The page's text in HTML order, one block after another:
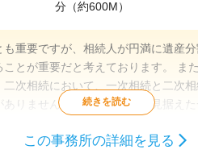
分（約600M）
重要ですが、相続人が円満に遺産
とが重要だと考えております。 ま
次相続において、一次相続と二次
りませんので、二次相続を見据えた
前贈与 相続財産調査 相続
この事務所の詳細を見る